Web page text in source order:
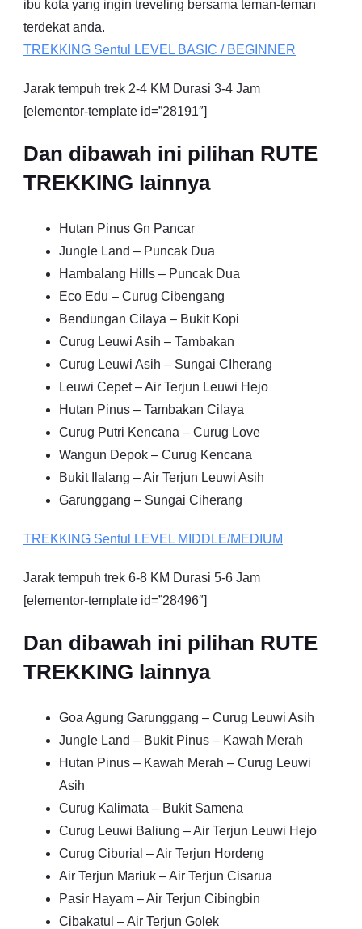
ibu kota yang ingin treveling bersama teman-teman
terdekat anda.
TREKKING Sentul LEVEL BASIC / BEGINNER
Jarak tempuh trek 2-4 KM Durasi 3-4 Jam
[elementor-template id=”28191″]
Dan dibawah ini pilihan RUTE
TREKKING lainnya
Hutan Pinus Gn Pancar
Jungle Land – Puncak Dua
Hambalang Hills – Puncak Dua
Eco Edu – Curug Cibengang
Bendungan Cilaya – Bukit Kopi
Curug Leuwi Asih – Tambakan
Curug Leuwi Asih – Sungai CIherang
Leuwi Cepet – Air Terjun Leuwi Hejo
Hutan Pinus – Tambakan Cilaya
Curug Putri Kencana – Curug Love
Wangun Depok – Curug Kencana
Bukit Ilalang – Air Terjun Leuwi Asih
Garunggang – Sungai Ciherang
TREKKING Sentul LEVEL MIDDLE/MEDIUM
Jarak tempuh trek 6-8 KM Durasi 5-6 Jam
[elementor-template id=”28496″]
Dan dibawah ini pilihan RUTE
TREKKING lainnya
Goa Agung Garunggang – Curug Leuwi Asih
Jungle Land – Bukit Pinus – Kawah Merah
Hutan Pinus – Kawah Merah – Curug Leuwi
Asih
Curug Kalimata – Bukit Samena
Curug Leuwi Baliung – Air Terjun Leuwi Hejo
Curug Ciburial – Air Terjun Hordeng
Air Terjun Mariuk – Air Terjun Cisarua
Pasir Hayam – Air Terjun Cibingbin
Cibakatul – Air Terjun Golek